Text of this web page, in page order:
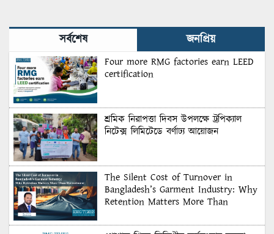
সর্বশেষ জনপ্রিয়
Four more RMG factories earn LEED
certification
শ্রমিক নিরাপত্তা দিবস উপলক্ষে ট্রপিক্যাল
নিটেক্স লিমিটেডে বর্ণাঢ্য আয়োজন
The Silent Cost of Turnover in
Bangladesh’s Garment Industry: Why
Retention Matters More Than